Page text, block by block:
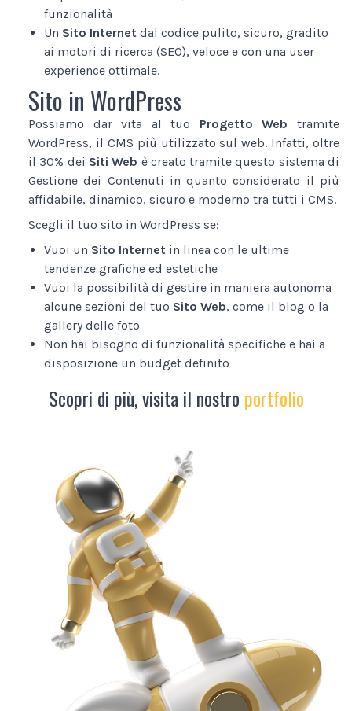
funzionalità
Un Sito Internet dal codice pulito, sicuro, gradito
ai motori di ricerca (SEO), veloce e con una user
experience ottimale.
Sito in WordPress
Possiamo dar vita al tuo Progetto Web tramite
WordPress, il CMS più utilizzato sul web. Infatti, oltre
il 30% dei Siti Web è creato tramite questo sistema di
Gestione dei Contenuti in quanto considerato il più
affidabile, dinamico, sicuro e moderno tra tutti i CMS.
Scegli il tuo sito in WordPress se:
Vuoi un Sito Internet in linea con le ultime
tendenze grafiche ed estetiche
Vuoi la possibilità di gestire in maniera autonoma
alcune sezioni del tuo Sito Web, come il blog o la
gallery delle foto
Non hai bisogno di funzionalità specifiche e hai a
disposizione un budget definito
Scopri di più, visita il nostro portfolio